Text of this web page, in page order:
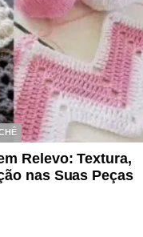
Relevo: Textura,
nas Suas Peças